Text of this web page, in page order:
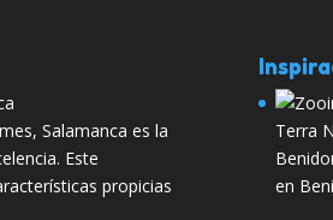
Salamanca es la
Este
propicias
en